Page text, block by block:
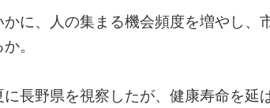
かに、人の集まる機会頻度を増やし、
。
に長野県を視察したが、健康寿命を延